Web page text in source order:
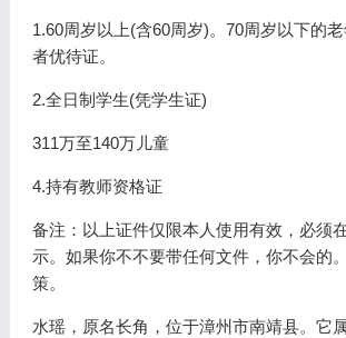
1.60周岁以上(含60周岁)。70周岁以下的
者优待证。
2.全日制学生(凭学生证)
311万至140万儿童
4.持有教师资格证
备注：以上证件仅限本人使用有效，必须
示。如果你不不要带任何文件，你不会的
策。
水瑶，原名长角，位于漳州市南靖县。它